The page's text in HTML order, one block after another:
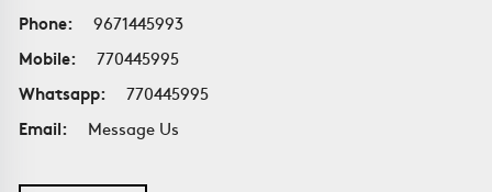
Phone:
9671445993
Mobile:
770445995
Whatsapp:
770445995
Email:
Message Us